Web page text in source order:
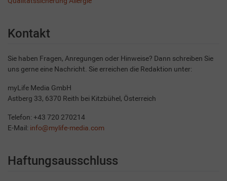
Kontakt
Sie haben Fragen, Anregungen oder Hinweise? Dann schreiben Sie
uns gerne eine Nachricht. Sie erreichen die Redaktion unter:
myLife Media GmbH
Astberg 33, 6370 Reith bei Kitzbühel, Österreich
Telefon: +43 720 270214
E-Mail: info@mylife-media.com
Haftungsausschluss